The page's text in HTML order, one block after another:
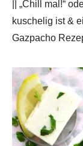
|| „Chill mal!“
kuschelig ist &
Gazpacho